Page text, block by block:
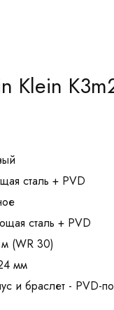
Klein
сталь + PVD
сталь + PVD
(WR 30)
мм
и браслет - PVD-